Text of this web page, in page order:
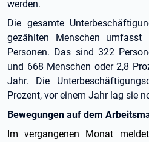
werden.
Die gesamte
gezählten Menschen
Personen. Das sind 322
und 668 Menschen oder 2,8
Jahr. Die
Prozent, vor einem Jahr lag sie
Bewegungen auf dem
Im vergangenen Monat